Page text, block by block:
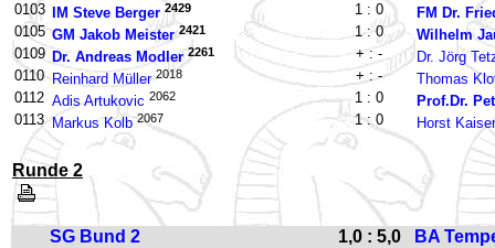
0103 IM Steve Berger 2429 1 : 0
FM Dr.
0105 GM Jakob Meister 2421 1 : 0
Wilhelm
0109 Dr. Andreas Modler 2261 + : -
Dr. Jörg
0110 Reinhard Müller 2018 + : -
Thomas
0112 Adis Artukovic 2062 1 : 0
Prof.Dr.
0113 Markus Kolb 2067 1 : 0 Horst Kaiser
Runde 2
SG Bund 2 1,0 : 5,0 BA